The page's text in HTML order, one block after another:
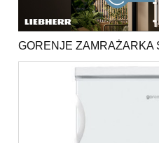
GORENJE ZAMRAŻARKA